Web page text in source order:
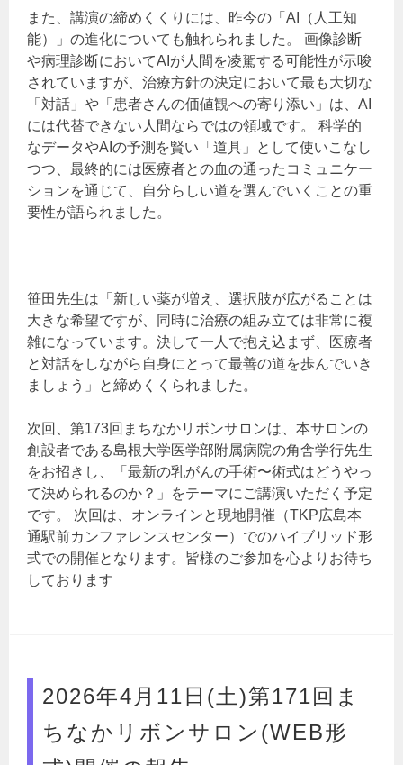
また、講演の締めくくりには、昨今の「AI（人工知
能）」の進化についても触れられました。 画像診断
や病理診断においてAIが人間を凌駕する可能性が示唆
されていますが、治療方針の決定において最も大切な
「対話」や「患者さんの価値観への寄り添い」は、AI
には代替できない人間ならではの領域です。 科学的
なデータやAIの予測を賢い「道具」として使いこなし
つつ、最終的には医療者との血の通ったコミュニケー
ションを通じて、自分らしい道を選んでいくことの重
要性が語られました。
笹田先生は「新しい薬が増え、選択肢が広がることは
大きな希望ですが、同時に治療の組み立ては非常に複
雑になっています。決して一人で抱え込まず、医療者
と対話をしながら自身にとって最善の道を歩んでいき
ましょう」と締めくくられました。
次回、第173回まちなかリボンサロンは、本サロンの
創設者である島根大学医学部附属病院の角舎学行先生
をお招きし、「最新の乳がんの手術〜術式はどうやっ
て決められるのか？」をテーマにご講演いただく予定
です。 次回は、オンラインと現地開催（TKP広島本
通駅前カンファレンスセンター）でのハイブリッド形
式での開催となります。皆様のご参加を心よりお待ち
しております
2026年4月11日(土)第171回ま
ちなかリボンサロン(WEB形